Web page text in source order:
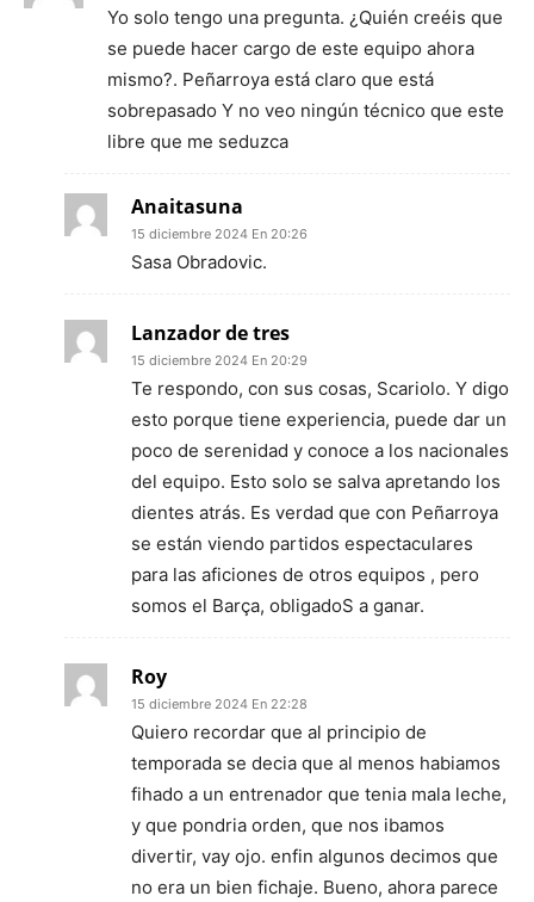
Yo solo tengo una pregunta. ¿Quién creéis que
se puede hacer cargo de este equipo ahora
mismo?. Peñarroya está claro que está
sobrepasado Y no veo ningún técnico que este
libre que me seduzca
Anaitasuna
15 diciembre 2024 En 20:26
Sasa Obradovic.
Lanzador de tres
15 diciembre 2024 En 20:29
Te respondo, con sus cosas, Scariolo. Y digo
esto porque tiene experiencia, puede dar un
poco de serenidad y conoce a los nacionales
del equipo. Esto solo se salva apretando los
dientes atrás. Es verdad que con Peñarroya
se están viendo partidos espectaculares
para las aficiones de otros equipos , pero
somos el Barça, obligadoS a ganar.
Roy
15 diciembre 2024 En 22:28
Quiero recordar que al principio de
temporada se decia que al menos habiamos
fihado a un entrenador que tenia mala leche,
y que pondria orden, que nos ibamos
divertir, vay ojo. enfin algunos decimos que
no era un bien fichaje. Bueno, ahora parece